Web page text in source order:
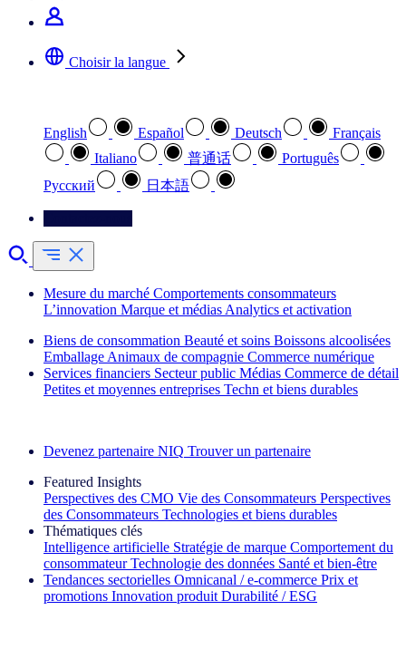
Choisir la langue
English Español Deutsch
Français
Italiano
普通话
Português
Pусский
日本語
Mesure du marché Comportements consommateurs
L’innovation Marque et médias Analytics et activation
Biens de consommation Beauté et soins Boissons alcoolisées
Emballage Animaux de compagnie Commerce numérique
Services financiers Secteur public Médias Commerce de détail
Petites et moyennes entreprises Techn et biens durables
Devenez partenaire NIQ Trouver un partenaire
Featured Insights
Perspectives des CMO Vie des Consommateurs Perspectives
des Consommateurs Technologies et biens durables
Thématiques clés
Intelligence artificielle Stratégie de marque Comportement du
consommateur Technologie des données Santé et bien‑être
Tendances sectorielles Omnicanal / e‑commerce Prix et
promotions Innovation produit Durabilité / ESG